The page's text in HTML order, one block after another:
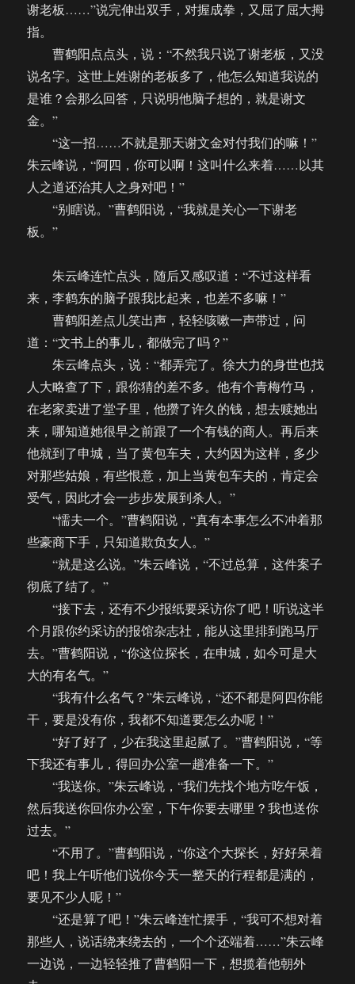
谢老板……”说完伸出双手，对握成拳，又屈了屈大拇
指。
曹鹤阳点点头，说：“不然我只说了谢老板，又没
说名字。这世上姓谢的老板多了，他怎么知道我说的
是谁？会那么回答，只说明他脑子想的，就是谢文
金。”
“这一招……不就是那天谢文金对付我们的嘛！”
朱云峰说，“阿四，你可以啊！这叫什么来着……以其
人之道还治其人之身对吧！”
“别瞎说。”曹鹤阳说，“我就是关心一下谢老
板。”
朱云峰连忙点头，随后又感叹道：“不过这样看
来，李鹤东的脑子跟我比起来，也差不多嘛！”
曹鹤阳差点儿笑出声，轻轻咳嗽一声带过，问
道：“文书上的事儿，都做完了吗？”
朱云峰点头，说：“都弄完了。徐大力的身世也找
人大略查了下，跟你猜的差不多。他有个青梅竹马，
在老家卖进了堂子里，他攒了许久的钱，想去赎她出
来，哪知道她很早之前跟了一个有钱的商人。再后来
他就到了申城，当了黄包车夫，大约因为这样，多少
对那些姑娘，有些恨意，加上当黄包车夫的，肯定会
受气，因此才会一步步发展到杀人。”
“懦夫一个。”曹鹤阳说，“真有本事怎么不冲着那
些豪商下手，只知道欺负女人。”
“就是这么说。”朱云峰说，“不过总算，这件案子
彻底了结了。”
“接下去，还有不少报纸要采访你了吧！听说这半
个月跟你约采访的报馆杂志社，能从这里排到跑马厅
去。”曹鹤阳说，“你这位探长，在申城，如今可是大
大的有名气。”
“我有什么名气？”朱云峰说，“还不都是阿四你能
干，要是没有你，我都不知道要怎么办呢！”
“好了好了，少在我这里起腻了。”曹鹤阳说，“等
下我还有事儿，得回办公室一趟准备一下。”
“我送你。”朱云峰说，“我们先找个地方吃午饭，
然后我送你回你办公室，下午你要去哪里？我也送你
过去。”
“不用了。”曹鹤阳说，“你这个大探长，好好呆着
吧！我上午听他们说你今天一整天的行程都是满的，
要见不少人呢！”
“还是算了吧！”朱云峰连忙摆手，“我可不想对着
那些人，说话绕来绕去的，一个个还端着……”朱云峰
一边说，一边轻轻推了曹鹤阳一下，想揽着他朝外